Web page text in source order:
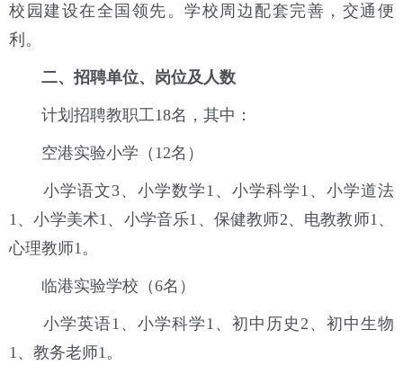
校园建设在全国领先。学校周边配套完善，交通便
利。
二、招聘单位、岗位及人数
计划招聘教职工18名，其中：
空港实验小学（12名）
小学语文3、小学数学1、小学科学1、小学道法
1、小学美术1、小学音乐1、保健教师2、电教教师1、
心理教师1。
临港实验学校（6名）
小学英语1、小学科学1、初中历史2、初中生物
1、教务老师1。